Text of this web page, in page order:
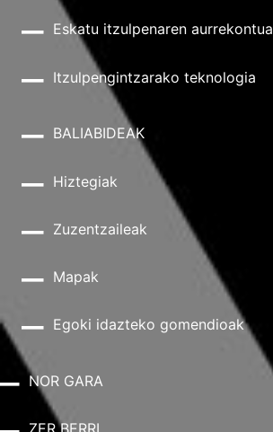
Eskatu itzulpenaren aurrekontua
Itzulpengintzarako teknologia
BALIABIDEAK
Hiztegiak
Zuzentzaileak
Mapak
Egoki idazteko gomendioak
NOR GARA